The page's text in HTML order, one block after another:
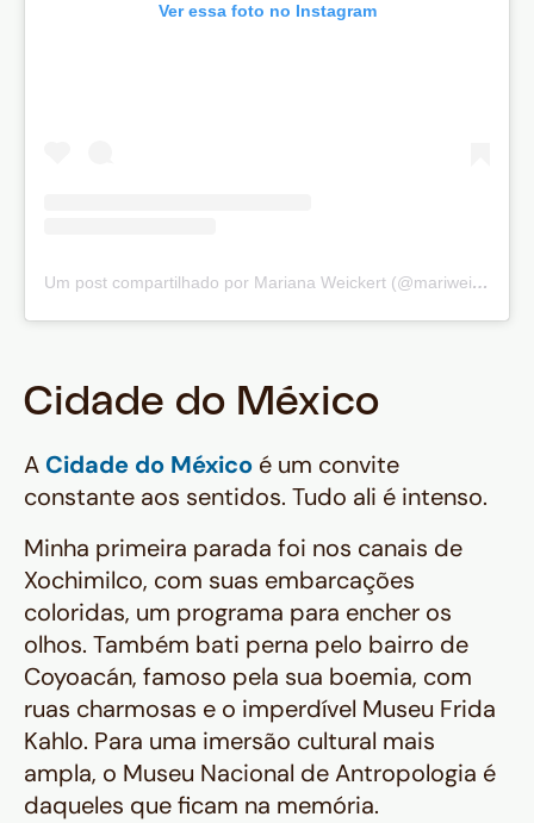
Ver essa foto no Instagram
Um post compartilhado por Mariana Weickert (@mariweickert)
Cidade do México
A Cidade do México é um convite
constante aos sentidos. Tudo ali é intenso.
Minha primeira parada foi nos canais de
Xochimilco, com suas embarcações
coloridas, um programa para encher os
olhos. Também bati perna pelo bairro de
Coyoacán, famoso pela sua boemia, com
ruas charmosas e o imperdível Museu Frida
Kahlo. Para uma imersão cultural mais
ampla, o Museu Nacional de Antropologia é
daqueles que ficam na memória.